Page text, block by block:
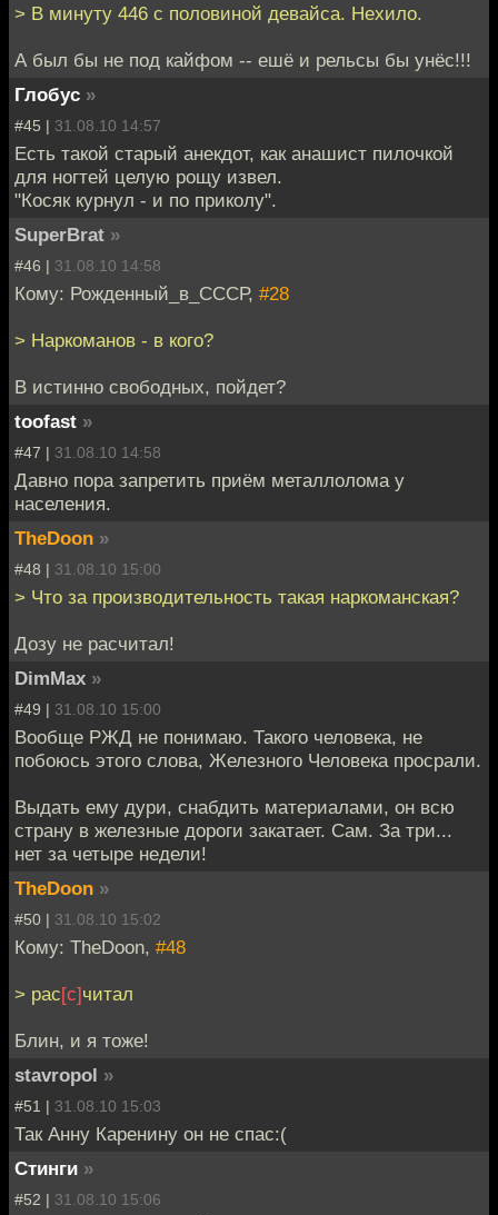
> В минуту 446 с половиной девайса. Нехило.
А был бы не под кайфом -- ешё и рельсы бы унёс!!!
Глобус »
#45 | 31.08.10 14:57
Есть такой старый анекдот, как анашист пилочкой
для ногтей целую рощу извел.
"Косяк курнул - и по приколу".
SuperBrat »
#46 | 31.08.10 14:58
Кому: Рожденный_в_СССР, #28
> Наркоманов - в кого?
В истинно свободных, пойдет?
toofast »
#47 | 31.08.10 14:58
Давно пора запретить приём металлолома у
населения.
TheDoon »
#48 | 31.08.10 15:00
> Что за производительность такая наркоманская?
Дозу не расчитал!
DimMax »
#49 | 31.08.10 15:00
Вообще РЖД не понимаю. Такого человека, не
побоюсь этого слова, Железного Человека просрали.
Выдать ему дури, снабдить материалами, он всю
страну в железные дороги закатает. Сам. За три...
нет за четыре недели!
TheDoon »
#50 | 31.08.10 15:02
Кому: TheDoon, #48
> рас[с]читал
Блин, и я тоже!
stavropol »
#51 | 31.08.10 15:03
Так Анну Каренину он не спас:(
Стинги »
#52 | 31.08.10 15:06